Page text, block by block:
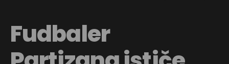
Fudbaler